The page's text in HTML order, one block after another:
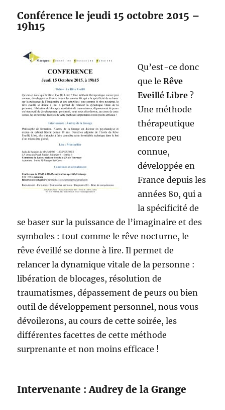
Conférence le jeudi 15 octobre 2015 –
19h15
Qu’est-ce donc
que leRêve
Eveillé Libre ?
Une méthode
thérapeutique
encore peu
connue,
développée en
France depuis les
années 80, qui a
la spécificité de
se baser sur la puissance de l’imaginaire et des
symboles : tout comme le rêve nocturne, le
rêve éveillé se donne à lire. Il permet de
relancer la dynamique vitale de la personne :
libération de blocages, résolution de
traumatismes, dépassement de peurs ou bien
outil de développement personnel, nous vous
dévoilerons, au cours de cette soirée, les
différentes facettes de cette méthode
surprenante et non moins efficace !
Intervenante : Audrey de la Grange